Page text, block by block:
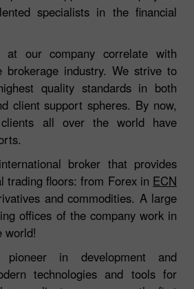
specialists in the financial
at our company correlate with
brokerage industry. We strive to
quality standards in both
client support spheres. By now,
all over the world have
broker that provides
trading floors: from Forex in ECN
and commodities. A large
offices of the company work in
world!
in development and
technologies and tools for